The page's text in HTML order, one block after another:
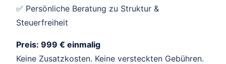
✅ Persönliche Beratung zu Struktur &
Steuerfreiheit
Preis: 999 € einmalig
Keine Zusatzkosten. Keine versteckten Gebühren.